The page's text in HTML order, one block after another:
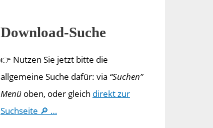
Download-Suche
👉 Nutzen Sie jetzt bitte die
allgemeine Suche dafür: via “Suchen”
Menü oben, oder gleich direkt zur
Suchseite 🔎 …